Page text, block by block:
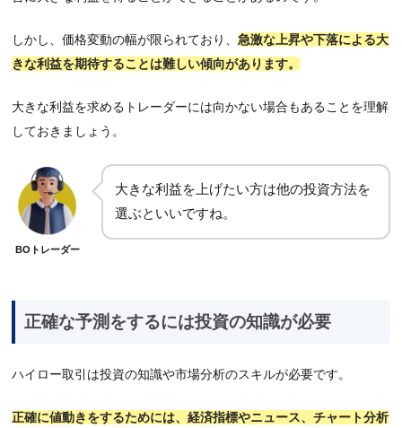
しかし、価格変動の幅が限られており、 急激な上昇や下落による大
きな利益を期待することは難しい傾向があります。
大きな利益を求めるトレーダーには向かない場合もあることを理解
しておきましょう。
BOトレーダー
大きな利益を上げたい方は他の投資方法を
選ぶといいですね。
正確な予測をするには投資の知識が必要
ハイロー取引は投資の知識や市場分析のスキルが必要です。
正確に値動きをするためには、経済指標やニュース、チャート分析